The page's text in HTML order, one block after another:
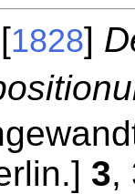
[1828]
3,